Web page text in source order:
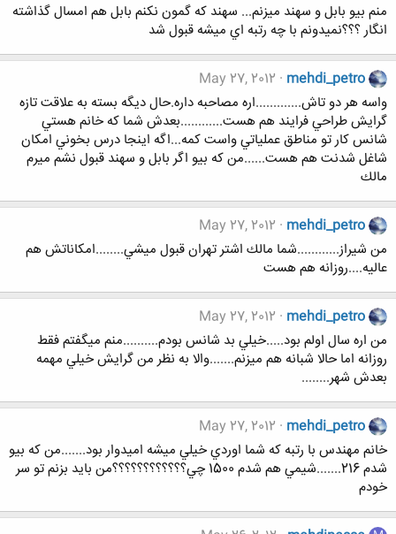
منم بيو بابل و سهند ميزنم... سهند كه گمون نكنم بابل هم امسال گذاشته
انگار ؟؟؟نميدونم با چه رتبه اي ميشه قبول شد
mehdi_petro
May 27, 2012
واسه هر دو تاش.............اره مصاحبه داره.حال ديگه بسته به علاقت تازه
گرايش طراحي فرايند هم هست............بعدش شما كه خانم هستي
شانس كار تو مناطق عملياتي واست كمه...اگه اينجا درس بخوني امكان
شاغل شدنت هم هست......من كه بيو اگر بابل و سهند قبول نشم ميرم
مالك
mehdi_petro
May 27, 2012
من شيراز............شما مالك اشتر تهران قبول ميشي........امكاناتش هم
عاليه....روزانه هم هست
mehdi_petro
May 27, 2012
من اره سال اولم بود.....خيلي بد شانس بودم..........منم ميگفتم فقط
روزانه اما حالا شبانه هم ميزنم.......والا به نظر من گرايش خيلي مهمه
بعدش شهر........
mehdi_petro
May 27, 2012
خانم مهندس با رتبه كه شما اوردي خيلي ميشه اميدوار بود.......من كه بيو
شدم 216.......شيمي هم شدم 1500 چي؟؟؟؟؟؟؟؟؟؟؟؟من بايد بزنم تو سر
خودم